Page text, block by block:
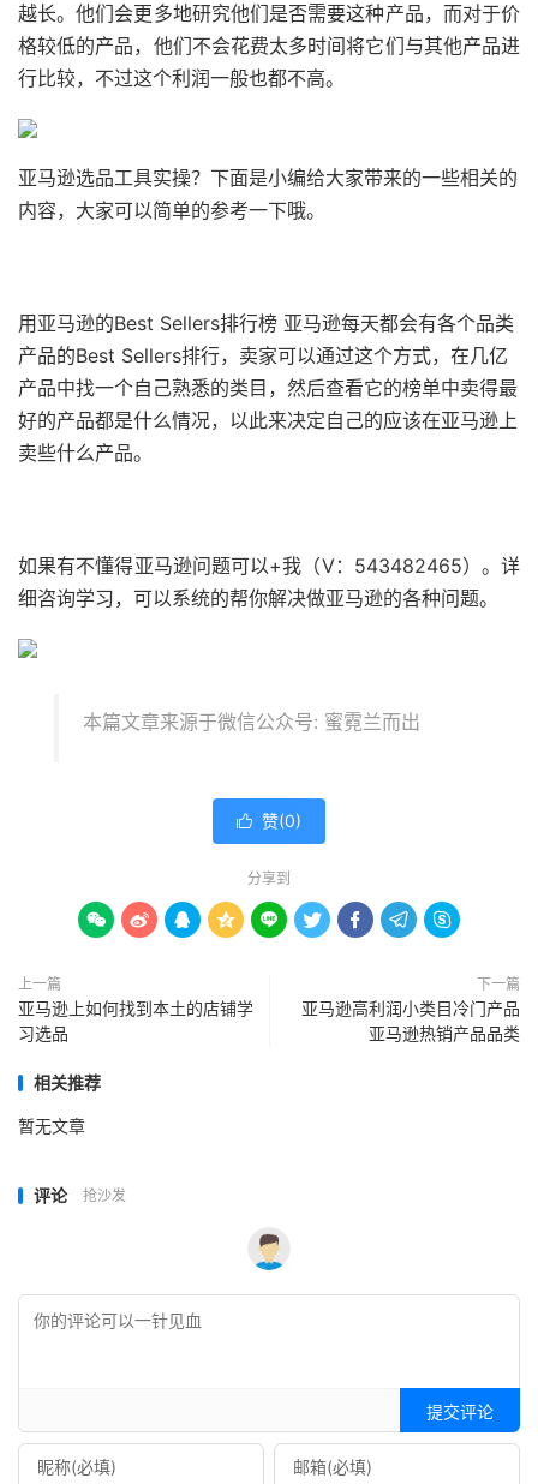
越长。他们会更多地研究他们是否需要这种产品，而对于价
格较低的产品，他们不会花费太多时间将它们与其他产品进
行比较，不过这个利润一般也都不高。
亚马逊选品工具实操？下面是小编给大家带来的一些相关的
内容，大家可以简单的参考一下哦。
用亚马逊的Best Sellers排行榜 亚马逊每天都会有各个品类
产品的Best Sellers排行，卖家可以通过这个方式，在几亿
产品中找一个自己熟悉的类目，然后查看它的榜单中卖得最
好的产品都是什么情况，以此来决定自己的应该在亚马逊上
卖些什么产品。
如果有不懂得亚马逊问题可以+我（V：543482465）。详
细咨询学习，可以系统的帮你解决做亚马逊的各种问题。
本篇文章来源于微信公众号: 蜜霓兰而出
 赞(0)
分享到
        
上一篇
亚马逊上如何找到本土的店铺学
习选品
下一篇
亚马逊高利润小类目冷门产品
亚马逊热销产品品类
相关推荐
暂无文章
评论 抢沙发
提交评论